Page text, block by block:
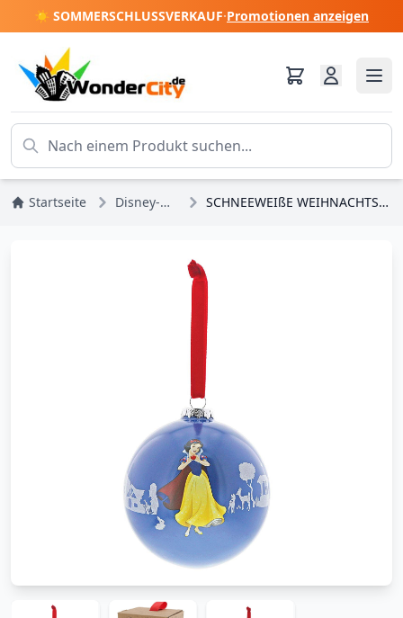
☀️ SOMMERSCHLUSSVERKAUF·Promotionen anzeigen
Startseite Disney-Prinzessinnen SCHNEEWEIßE WEIHNACHTSKUGEL – DISNEY-ZAUBERHAFT